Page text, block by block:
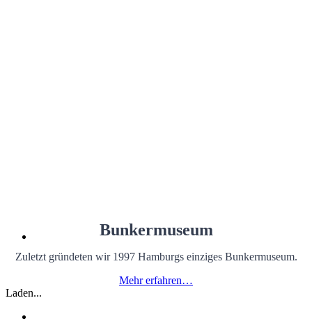
Bunkermuseum
Zuletzt gründeten wir 1997 Hamburgs einziges Bunkermuseum.
Mehr erfahren…
Laden...